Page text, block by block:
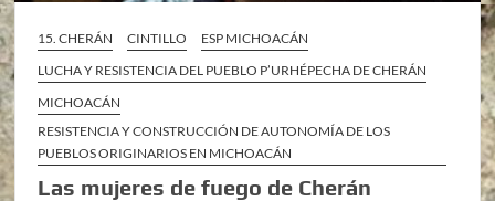
15. CHERÁN CINTILLO
ESP MICHOACÁN
LUCHA Y RESISTENCIA DEL PUEBLO P’URHÉPECHA DE CHERÁN
MICHOACÁN
RESISTENCIA Y CONSTRUCCIÓN DE AUTONOMÍA DE LOS
PUEBLOS ORIGINARIOS EN MICHOACÁN
Las mujeres de fuego de Cherán